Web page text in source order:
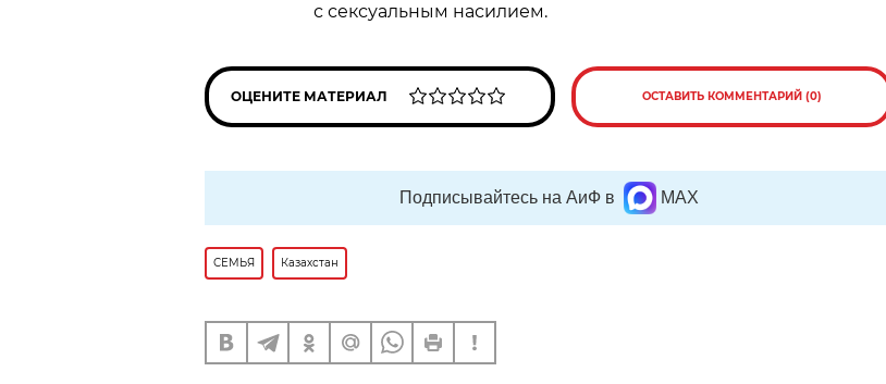
с сексуальным насилием.
ОЦЕНИТЕ МАТЕРИАЛ ОСТАВИТЬ КОММЕНТАРИЙ (0)
Подписывайтесь на АиФ в MAX
СЕМЬЯ Казахстан